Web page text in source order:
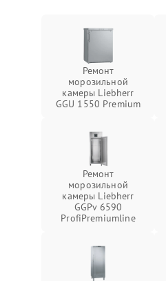
Ремонт
морозильной
камеры Liebherr
GGU 1550 Premium
Ремонт
морозильной
камеры Liebherr
GGPv 6590
ProfiPremiumline